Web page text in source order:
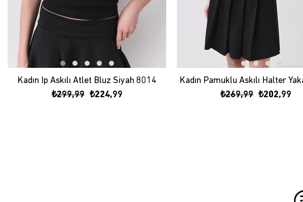
Kadın İp Askılı Atlet Bluz Siyah 8014
₺224,99
₺299,99
₺202,99
₺269,99